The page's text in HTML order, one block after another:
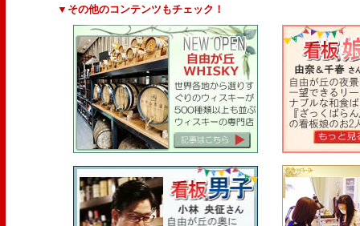
▼その他のコンテンツもチェック！